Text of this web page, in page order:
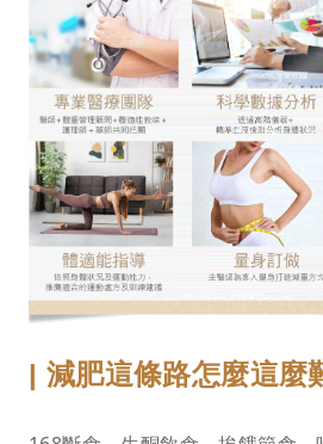
| 減肥這條路怎麼這麼